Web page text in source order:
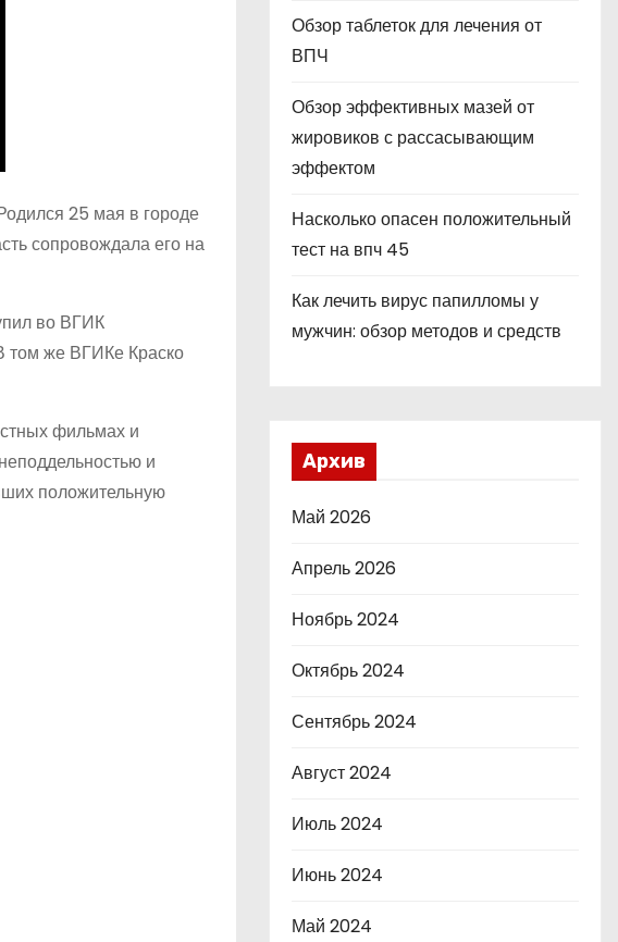
25 мая в городе
сопровождала его на
во ВГИК
том же ВГИКе Краско
фильмах и
и
положительную
Обзор таблеток для лечения от
ВПЧ
Обзор эффективных мазей от
жировиков с рассасывающим
эффектом
Насколько опасен положительный
тест на впч 45
Как лечить вирус папилломы у
мужчин: обзор методов и средств
Архив
Май 2026
Апрель 2026
Ноябрь 2024
Октябрь 2024
Сентябрь 2024
Август 2024
Июль 2024
Июнь 2024
Май 2024